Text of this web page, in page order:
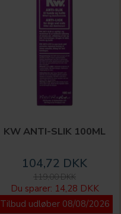
KW ANTI-SLIK 100ML
104,72 DKK
119,00 DKK
Du sparer: 14,28 DKK
Tilbud udløber 08/08/2026